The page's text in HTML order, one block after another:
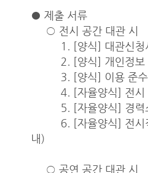
● 제출 서류
○ 전시 공간 대관 시
1. [양식] 대관신청
2. [양식] 개인정보
3. [양식] 이용 준수
4. [자율양식] 전시
5. [자율양식] 경력소
6. [자율양식] 전시작
내)
○ 공연 공간 대관 시